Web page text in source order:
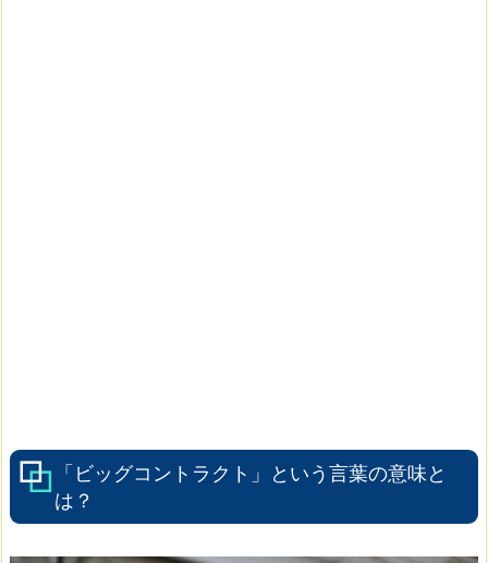
「ビッグコントラクト」という言葉の意味と
は？